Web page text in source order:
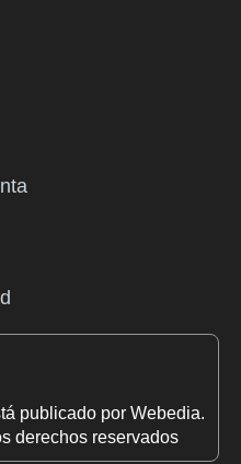
publicado por Webedia.
derechos reservados